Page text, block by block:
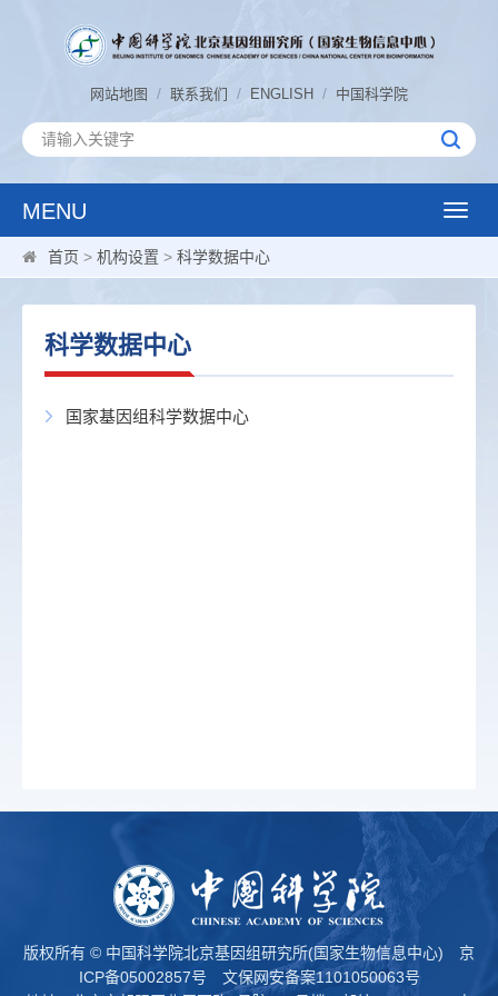
网站地图 / 联系我们 / ENGLISH / 中国科学院
MENU
Toggle
首页 > 机构设置 > 科学数据中心
科学数据中心
国家基因组科学数据中心
版权所有 © 中国科学院北京基因组研究所(国家生物信息中心) 京
ICP备05002857号
文保网安备案1101050063号